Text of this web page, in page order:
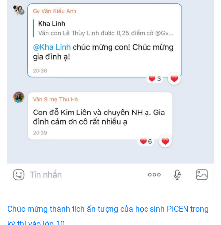
Chúc mừng thành tích ấn tượng của học sinh PICEN trong